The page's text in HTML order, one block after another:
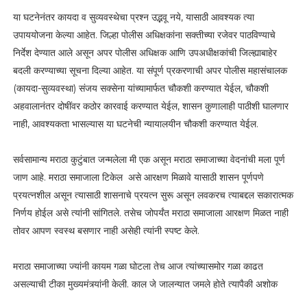
या घटनेनंतर कायदा व सुव्यवस्थेचा प्रश्न उद्भवू नये, यासाठी आवश्यक त्या
उपाययोजना केल्या आहेत. जिल्हा पोलीस अधिक्षकांना सक्तीच्या रजेवर पाठविण्याचे
निर्देश देण्यात आले असून अपर पोलीस अधिक्षक आणि उपअधीक्षकांची जिल्ह्याबाहेर
बदली करण्याच्या सूचना दिल्या आहेत. या संपूर्ण प्रकरणाची अपर पोलीस महासंचालक
(कायदा-सुव्यवस्था) संजय सक्सेना यांच्यामार्फत चौकशी करण्यात येईल, चौकशी
अहवालानंतर दोषींवर कठोर कारवाई करण्यात येईल, शासन कुणालाही पाठीशी घालणार
नाही, आवश्यकता भासल्यास या घटनेची न्यायालयीन चौकशी करण्यात येईल.
सर्वसामान्य मराठा कुटुंबात जन्मलेला मी एक असून मराठा समाजाच्या वेदनांची मला पूर्ण
जाण आहे. मराठा समाजाला टिकेल असे आरक्षण मिळावे यासाठी शासन पूर्णपणे
प्रयत्नशील असून त्यासाठी शासनाचे प्रयत्न सुरू असून लवकरच त्याबद्दल सकारात्मक
निर्णय होईल असे त्यांनी सांगितले. तसेच जोपर्यंत मराठा समाजाला आरक्षण मिळत नाही
तोवर आपण स्वस्थ बसणार नाही असेही त्यांनी स्पष्ट केले.
मराठा समाजाच्या ज्यांनी कायम गळा घोटला तेच आज त्यांच्यासमोर गळा काढत
असल्याची टीका मुख्यमंत्र्यांनी केली. काल जे जालन्यात जमले होते त्यापैकी अशोक